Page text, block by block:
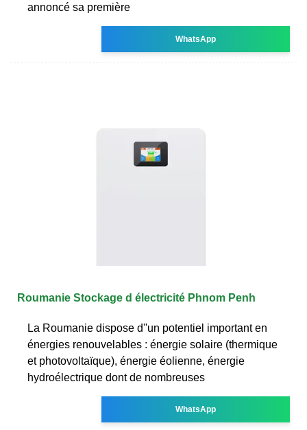
annoncé sa première
WhatsApp
Roumanie Stockage d électricité Phnom Penh
La Roumanie dispose d''un potentiel important en
énergies renouvelables : énergie solaire (thermique
et photovoltaïque), énergie éolienne, énergie
hydroélectrique dont de nombreuses
WhatsApp